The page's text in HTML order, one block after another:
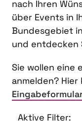
nach Ihren
über Events in
Bundesgebiet
und entdecken
Sie wollen eine
anmelden? Hier
Aktive Filter: